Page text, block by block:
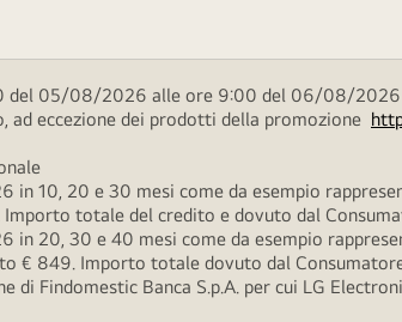
del 05/08/2026 alle ore 9:00 del 06/08/
ad eccezione dei prodotti della promozione
10, 20 e 30 mesi come da esempio
Importo totale del credito e dovuto dal
20, 30 e 40 mesi come da esempio
€ 849. Importo totale dovuto dal
di Findomestic Banca S.p.A. per cui LG